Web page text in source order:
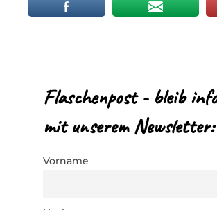
Flaschenpost - bleib
mit unserem Newsletter:
Vorname